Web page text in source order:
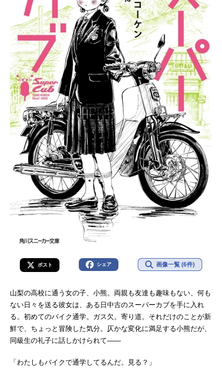
ポスト シェア 画像一覧 (6件)
山梨の高校に通う女の子、小熊。両親も友達も趣味もない、何も
ない日々を送る彼女は、ある日中古のスーパーカブを手に入れ
る。初めてのバイク通学。ガス欠。寄り道。それだけのことが新
鮮で、ちょっと冒険した気分。仄かな変化に満足する小熊だが、
同級生の礼子に話しかけられて――
「わたしもバイクで通学してるんだ。見る？」